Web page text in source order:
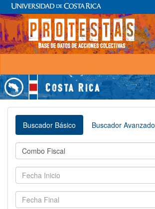
Buscador Básico Buscador Avanzado